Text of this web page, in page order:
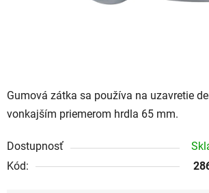
Gumová zátka sa používa na uzavretie
vonkajším priemerom hrdla 65 mm.
Dostupnosť
Kód: